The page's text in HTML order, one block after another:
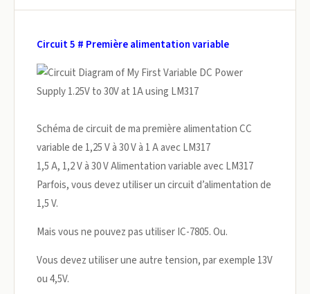
Circuit 5 # Première alimentation variable
Schéma de circuit de ma première alimentation CC
variable de 1,25 V à 30 V à 1 A avec LM317
1,5 A, 1,2 V à 30 V Alimentation variable avec LM317
Parfois, vous devez utiliser un circuit d’alimentation de
1,5 V.
Mais vous ne pouvez pas utiliser IC-7805. Ou.
Vous devez utiliser une autre tension, par exemple 13V
ou 4,5V.